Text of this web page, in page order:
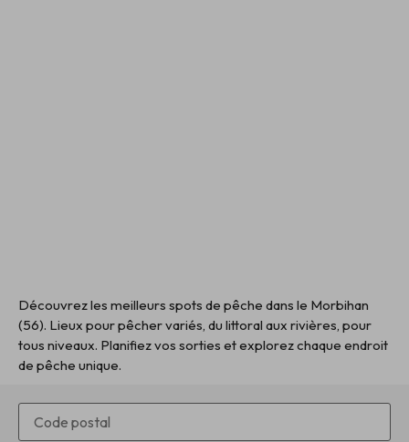
Découvrez les meilleurs spots de pêche dans le Morbihan
(56). Lieux pour pêcher variés, du littoral aux rivières, pour
tous niveaux. Planifiez vos sorties et explorez chaque endroit
de pêche unique.